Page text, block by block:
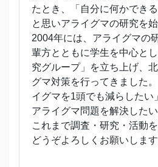
たとき、「自分に何かでき
と思いアライグマの研究を
2004年には、アライグマの
輩方とともに学生を中心と
究グループ」を立ち上げ、
グマ対策を行ってきました
イグマを1頭でも減らしたい
アライグマ問題を解決した
これまで調査・研究・活動
どうぞよろしくお願いします